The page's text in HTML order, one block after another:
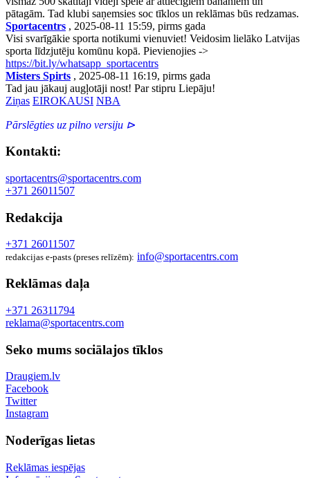
pātagām. Tad klubi saņemsies soc tīklos un reklāmas būs redzamas.
Sportacentrs , 2025-08-11 15:59, pirms gada
Visi svarīgākie sporta notikumi vienuviet! Veidosim lielāko Latvijas
sporta līdzjutēju komūnu kopā. Pievienojies ->
https://bit.ly/whatsapp_sportacentrs
Misters Spirts , 2025-08-11 16:19, pirms gada
Tad jau jākauj augļotāji nost! Par stipru Liepāju!
Ziņas EIROKAUSI NBA
Pārslēgties uz pilno versiju ⊳
Kontakti:
sportacentrs@sportacentrs.com
+371 26011507
Redakcija
+371 26011507
redakcijas e-pasts (preses relīzēm): info@sportacentrs.com
Reklāmas daļa
+371 26311794
reklama@sportacentrs.com
Seko mums sociālajos tīklos
Draugiem.lv
Facebook
Twitter
Instagram
Noderīgas lietas
Reklāmas iespējas